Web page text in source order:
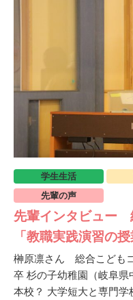
学生生活
先輩の声
先輩インタビュー
「教職実践演習の
榊原凛さん 総合こども
卒 杉の子幼稚園（岐阜
本校？ 大学短大と専門